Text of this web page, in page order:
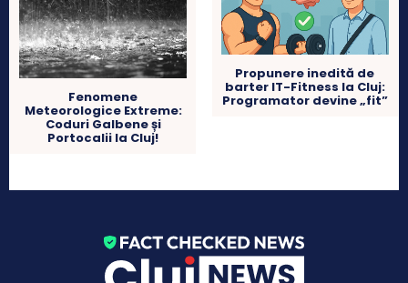
Fenomene
Meteorologice Extreme:
Coduri Galbene și
Portocalii la Cluj!
Propunere inedită de
barter IT-Fitness la Cluj:
Programator devine „fit”